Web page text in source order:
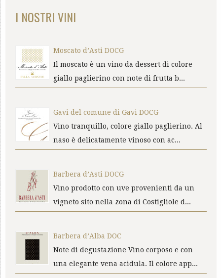
I NOSTRI VINI
Moscato d’Asti DOCG
Il moscato è un vino da dessert di colore
giallo paglierino con note di frutta b...
Gavi del comune di Gavi DOCG
Vino tranquillo, colore giallo paglierino. Al
naso è delicatamente vinoso con ac...
Barbera d’Asti DOCG
Vino prodotto con uve provenienti da un
vigneto sito nella zona di Costigliole d...
Barbera d’Alba DOC
Note di degustazione Vino corposo e con
una elegante vena acidula. Il colore app...